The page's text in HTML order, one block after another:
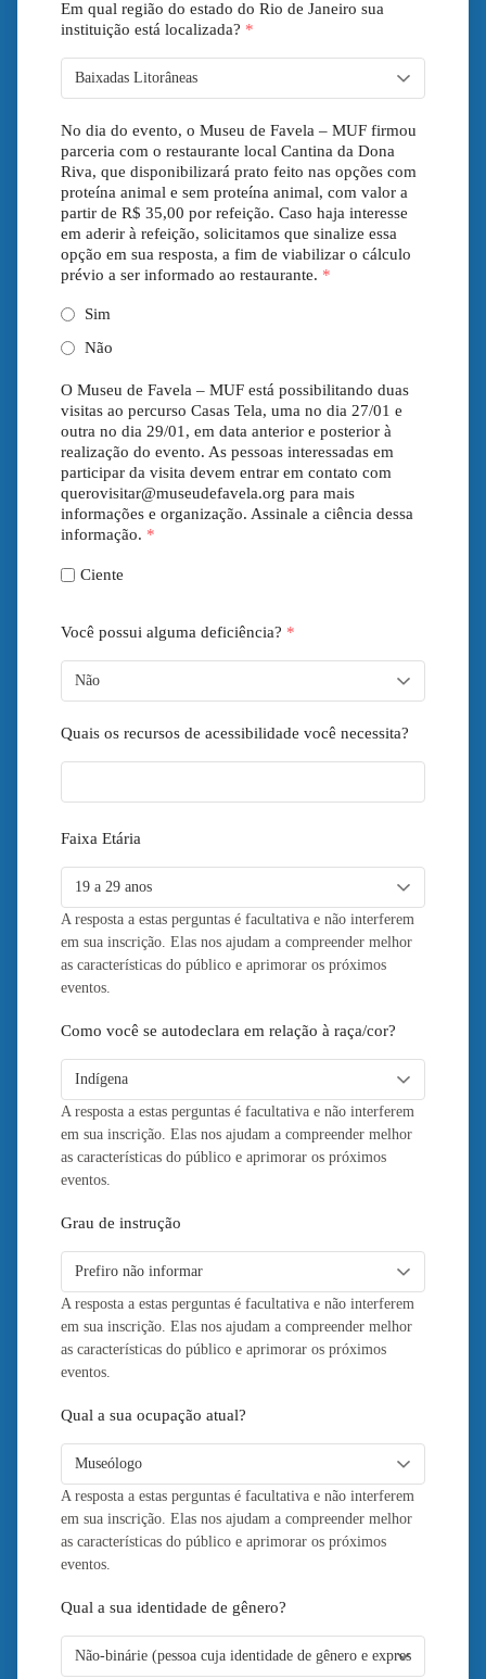
Em qual região do estado do Rio de Janeiro sua
instituição está localizada? *
No dia do evento, o Museu de Favela – MUF firmou
parceria com o restaurante local Cantina da Dona
Riva, que disponibilizará prato feito nas opções com
proteína animal e sem proteína animal, com valor a
partir de R$ 35,00 por refeição. Caso haja interesse
em aderir à refeição, solicitamos que sinalize essa
opção em sua resposta, a fim de viabilizar o cálculo
prévio a ser informado ao restaurante. *
Sim
Não
O Museu de Favela – MUF está possibilitando duas
visitas ao percurso Casas Tela, uma no dia 27/01 e
outra no dia 29/01, em data anterior e posterior à
realização do evento. As pessoas interessadas em
participar da visita devem entrar em contato com
querovisitar@museudefavela.org para mais
informações e organização. Assinale a ciência dessa
informação. *
Ciente
Você possui alguma deficiência? *
Quais os recursos de acessibilidade você necessita?
Faixa Etária
A resposta a estas perguntas é facultativa e não interferem
em sua inscrição. Elas nos ajudam a compreender melhor
as características do público e aprimorar os próximos
eventos.
Como você se autodeclara em relação à raça/cor?
A resposta a estas perguntas é facultativa e não interferem
em sua inscrição. Elas nos ajudam a compreender melhor
as características do público e aprimorar os próximos
eventos.
Grau de instrução
A resposta a estas perguntas é facultativa e não interferem
em sua inscrição. Elas nos ajudam a compreender melhor
as características do público e aprimorar os próximos
eventos.
Qual a sua ocupação atual?
A resposta a estas perguntas é facultativa e não interferem
em sua inscrição. Elas nos ajudam a compreender melhor
as características do público e aprimorar os próximos
eventos.
Qual a sua identidade de gênero?